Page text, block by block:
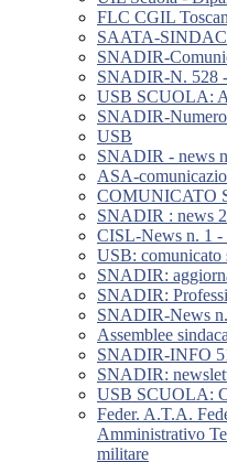
FLC CGIL
SAATA-
SNADIR-
SNADIR-N. 528
USB SCUOLA:
SNADIR-
USB
SNADIR - news
ASA-
COMUNICATO
SNADIR : news
CISL-News n. 1
USB: comunicato
SNADIR:
SNADIR:
SNADIR-News
Assemblee
SNADIR-INFO
SNADIR:
USB SCUOLA:
Feder. A.T.A.
Amministrativo
militare